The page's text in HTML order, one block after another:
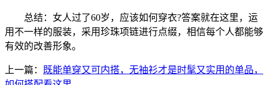
总结：女人过了60岁，应该如何穿衣?答案就在这里，运
用不一样的服装，采用珍珠项链进行点缀，相信每个人都能够
有效的改善形象。
上一篇：
既能单穿又可内搭，无袖衫才是时髦又实用的单品，